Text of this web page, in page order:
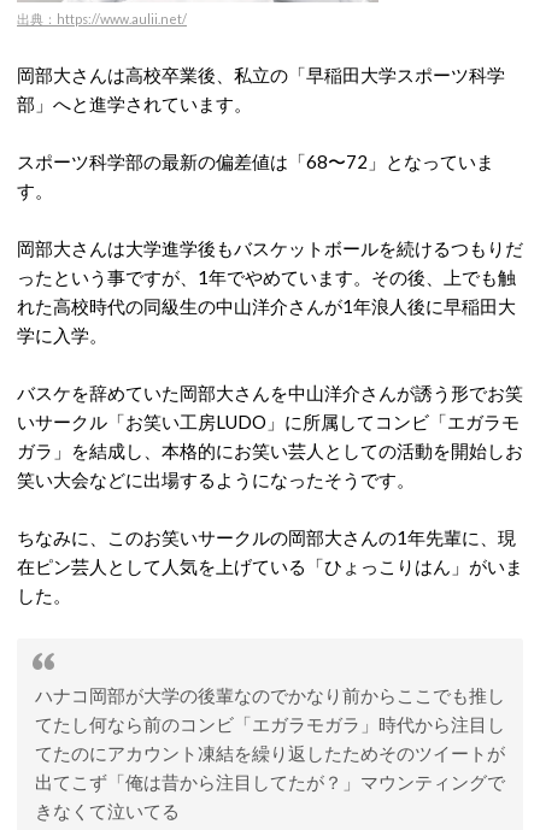
出典：https://www.aulii.net/
岡部大さんは高校卒業後、私立の「早稲田大学スポーツ科学
部」へと進学されています。
スポーツ科学部の最新の偏差値は「68〜72」となっていま
す。
岡部大さんは大学進学後もバスケットボールを続けるつもりだ
ったという事ですが、1年でやめています。その後、上でも触
れた高校時代の同級生の中山洋介さんが1年浪人後に早稲田大
学に入学。
バスケを辞めていた岡部大さんを中山洋介さんが誘う形でお笑
いサークル「お笑い工房LUDO」に所属してコンビ「エガラモ
ガラ」を結成し、本格的にお笑い芸人としての活動を開始しお
笑い大会などに出場するようになったそうです。
ちなみに、このお笑いサークルの岡部大さんの1年先輩に、現
在ピン芸人として人気を上げている「ひょっこりはん」がいま
した。
ハナコ岡部が大学の後輩なのでかなり前からここでも推し
てたし何なら前のコンビ「エガラモガラ」時代から注目し
てたのにアカウント凍結を繰り返したためそのツイートが
出てこず「俺は昔から注目してたが？」マウンティングで
きなくて泣いてる